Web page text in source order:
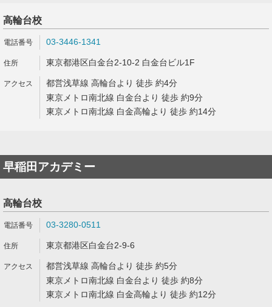
高輪台校
03-3446-1341
東京都港区白金台2-10-2 白金台ビル1F
都営浅草線 高輪台より 徒歩 約4分
東京メトロ南北線 白金台より 徒歩 約9分
東京メトロ南北線 白金高輪より 徒歩 約14分
早稲田アカデミー
高輪台校
03-3280-0511
東京都港区白金台2-9-6
都営浅草線 高輪台より 徒歩 約5分
東京メトロ南北線 白金台より 徒歩 約8分
東京メトロ南北線 白金高輪より 徒歩 約12分